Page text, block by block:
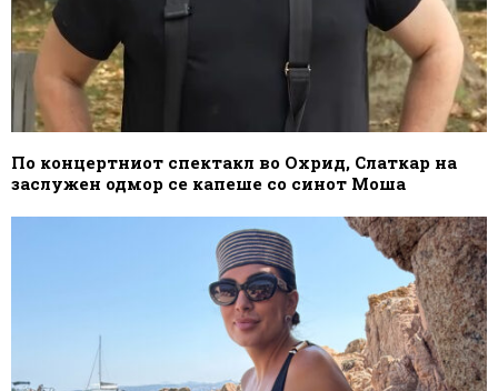
По концертниот спектакл во Охрид, Слаткар на
заслужен одмор се капеше со синот Моша